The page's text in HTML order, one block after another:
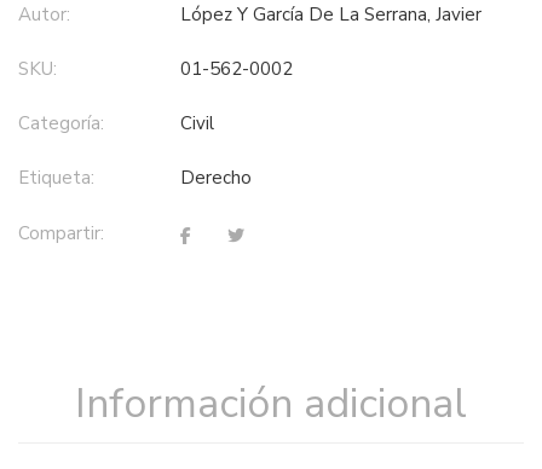
Autor: López Y García De La Serrana, Javier
SKU: 01-562-0002
Categoría: civil
Etiqueta: derecho
Compartir:
Información adicional